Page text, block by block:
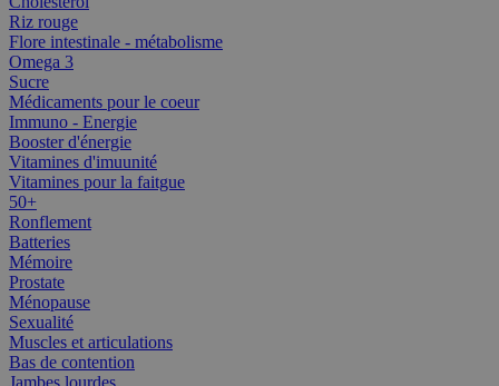
Riz rouge
Flore intestinale - métabolisme
Omega 3
Sucre
Médicaments pour le coeur
Immuno - Energie
Booster d'énergie
Vitamines d'imuunité
Vitamines pour la faitgue
50+
Ronflement
Batteries
Mémoire
Prostate
Ménopause
Sexualité
Muscles et articulations
Bas de contention